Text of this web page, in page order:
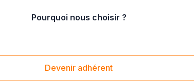
Pourquoi nous choisir ?
Devenir adhérent
Plus que pro vous met en relation avec des